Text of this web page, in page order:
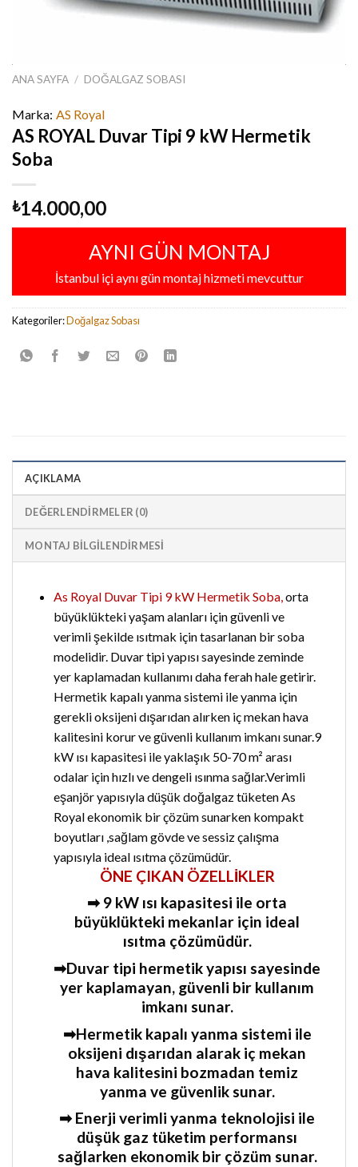
ANA SAYFA / DOĞALGAZ SOBASI
Marka: AS Royal
AS ROYAL Duvar Tipi 9 kW Hermetik
Soba
₺14.000,00
AYNI GÜN MONTAJ
İstanbul içi aynı gün montaj hizmeti mevcuttur
Kategoriler:Doğalgaz Sobası
AÇIKLAMA
DEĞERLENDIRMELER (0)
MONTAJ BİLGİLENDİRMESİ
As Royal Duvar Tipi 9 kW Hermetik Soba, orta
büyüklükteki yaşam alanları için güvenli ve
verimli şekilde ısıtmak için tasarlanan bir soba
modelidir. Duvar tipi yapısı sayesinde zeminde
yer kaplamadan kullanımı daha ferah hale getirir.
Hermetik kapalı yanma sistemi ile yanma için
gerekli oksijeni dışarıdan alırken iç mekan hava
kalitesini korur ve güvenli kullanım imkanı sunar.9
kW ısı kapasitesi ile yaklaşık 50-70 m² arası
odalar için hızlı ve dengeli ısınma sağlar.Verimli
eşanjör yapısıyla düşük doğalgaz tüketen As
Royal ekonomik bir çözüm sunarken kompakt
boyutları ,sağlam gövde ve sessiz çalışma
yapısıyla ideal ısıtma çözümüdür.
ÖNE ÇIKAN ÖZELLİKLER
➡ 9 kW ısı kapasitesi ile orta
büyüklükteki mekanlar için ideal
ısıtma çözümüdür.
➡Duvar tipi hermetik yapısı sayesinde
yer kaplamayan, güvenli bir kullanım
imkanı sunar.
➡Hermetik kapalı yanma sistemi ile
oksijeni dışarıdan alarak iç mekan
hava kalitesini bozmadan temiz
yanma ve güvenlik sunar.
➡ Enerji verimli yanma teknolojisi ile
düşük gaz tüketim performansı
sağlarken ekonomik bir çözüm sunar.